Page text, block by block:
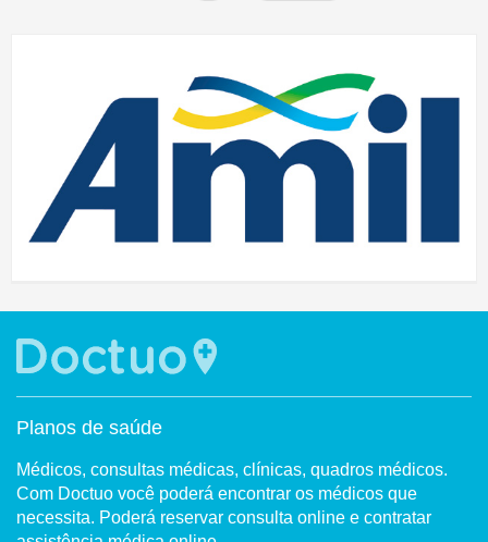
Planos de saúde
Médicos, consultas médicas, clínicas, quadros médicos.
Com Doctuo você poderá encontrar os médicos que
necessita. Poderá reservar consulta online e contratar